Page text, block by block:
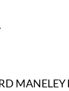
MANELEY